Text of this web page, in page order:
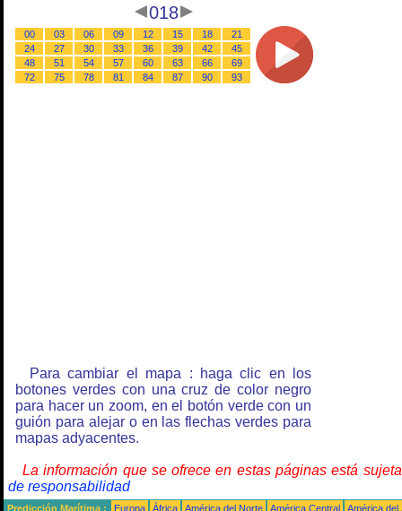
018
00 03 06 09 12 15 18
21
24
27 30 33 36 39 42
45
48
51 54 57 60 63 66
69
72
75 78 81 84 87 90 93
Para cambiar el mapa : haga clic en los
botones verdes con una cruz de color negro
para hacer un zoom, en el botón verde con un
guión para alejar o en las flechas verdes para
mapas adyacentes.
La información que se ofrece en estas páginas está
de responsabilidad
Predicción Marítima : Europa África América del Norte América Central
América del